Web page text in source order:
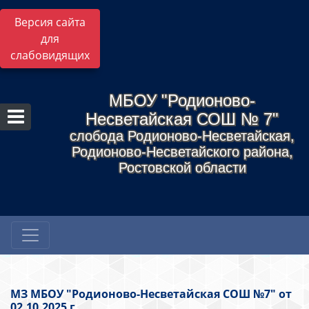
Версия сайта
для
слабовидящих
МБОУ "Родионово-
Несветайская СОШ № 7"
слобода Родионово-Несветайская,
Родионово-Несветайского района,
Ростовской области
МЗ МБОУ "Родионово-Несветайская СОШ №7" от